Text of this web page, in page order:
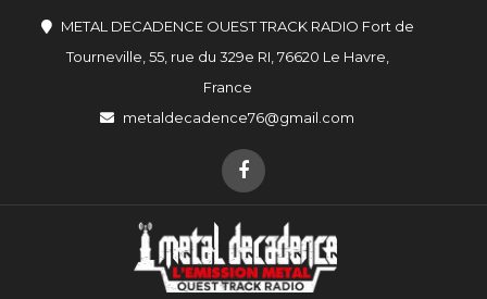
METAL DECADENCE OUEST TRACK RADIO Fort de
Tourneville, 55, rue du 329e RI, 76620 Le Havre,
France
metaldecadence76@gmail.com